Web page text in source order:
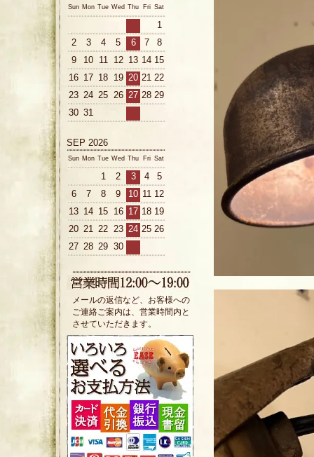
Sun Mon Tue Wed Thu Fri Sat
1
2
3 4 5 6 7
8
9
10 11 12 13 14 15
16 17 18 19 20 21 22
23 24 25 26 27 28 29
30 31
SEP 2026
Sun Mon Tue Wed Thu Fri Sat
1 2 3 4
5
6
7 8 9 10 11 12
13 14 15 16 17 18 19
20 21 22 23 24 25 26
27 28 29 30
メールの返信など、お客様への
ご連絡ご案内は、営業時間内と
させていただきます。